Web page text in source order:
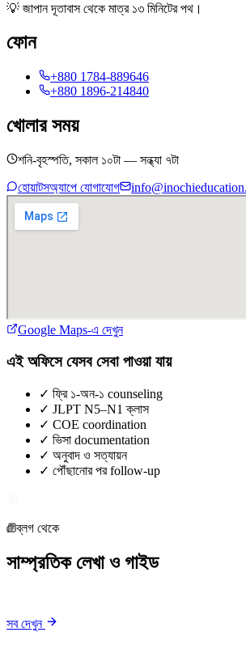
💡 জাপান দূতাবাস থেকে মাত্র ১৩ মিনিটের পথ।
ফোন
+880 1784-889646
+880 1896-214840
খোলার সময়
শনি-বৃহস্পতি, সকাল ১০টা — সন্ধ্যা ৭টা
হোয়াটসঅ্যাপে যোগাযোগ
Google Maps-এ দেখুন
এই অফিসে যেসব সেবা পাওয়া যায়
✓ ফ্রি ১-অন-১ counseling
✓ JLPT N5–N1 ক্লাস
✓ COE coordination
✓ ভিসা documentation
✓ অনুবাদ ও সত্যায়ন
✓ পৌঁছানোর পর follow-up
ব্লগ থেকে
সাম্প্রতিক লেখা ও গাইড
সব দেখুন